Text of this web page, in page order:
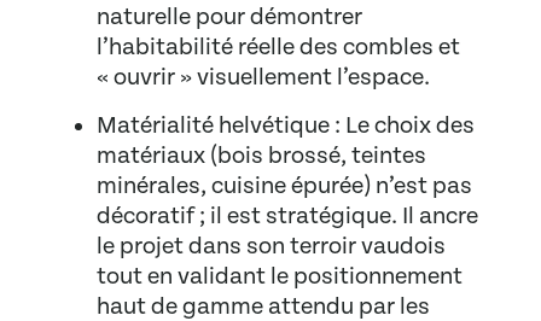
naturelle pour démontrer
l’habitabilité réelle des combles et
« ouvrir » visuellement l’espace.
Matérialité helvétique : Le choix des
matériaux (bois brossé, teintes
minérales, cuisine épurée) n’est pas
décoratif ; il est stratégique. Il ancre
le projet dans son terroir vaudois
tout en validant le positionnement
haut de gamme attendu par les